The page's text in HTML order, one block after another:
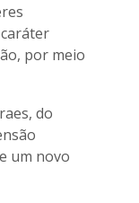
por meio
do
um novo